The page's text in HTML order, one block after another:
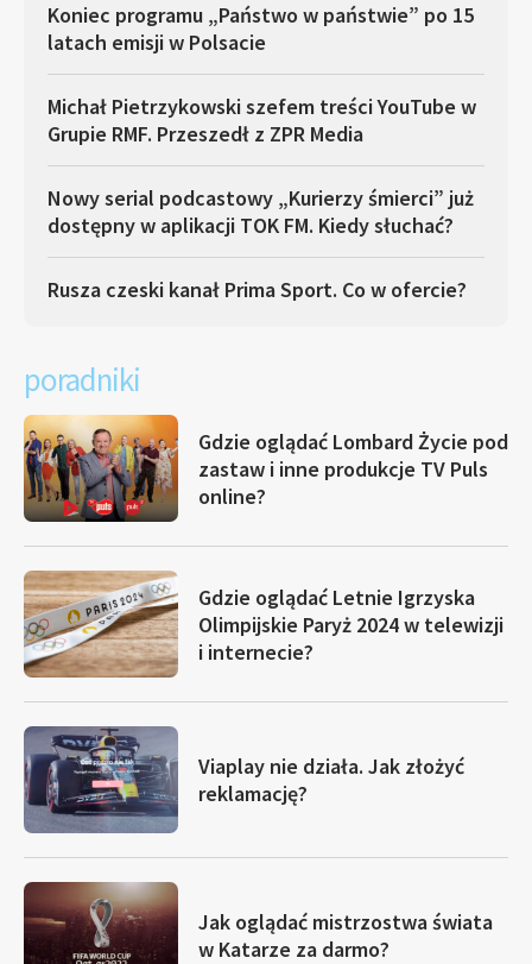
Koniec programu „Państwo w państwie” po 15
latach emisji w Polsacie
Michał Pietrzykowski szefem treści YouTube w
Grupie RMF. Przeszedł z ZPR Media
Nowy serial podcastowy „Kurierzy śmierci” już
dostępny w aplikacji TOK FM. Kiedy słuchać?
Rusza czeski kanał Prima Sport. Co w ofercie?
poradniki
Gdzie oglądać Lombard Życie pod
zastaw i inne produkcje TV Puls
online?
Gdzie oglądać Letnie Igrzyska
Olimpijskie Paryż 2024 w telewizji
i internecie?
Viaplay nie działa. Jak złożyć
reklamację?
Jak oglądać mistrzostwa świata
w Katarze za darmo?